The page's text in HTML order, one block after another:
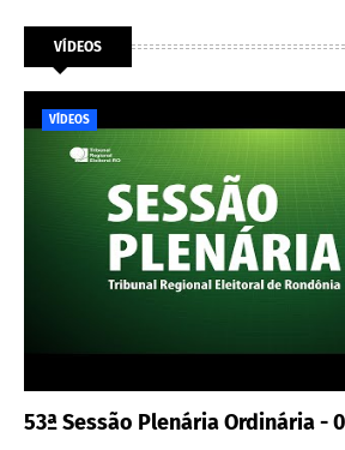
VÍDEOS
VÍDEOS
53ª Sessão Plenária Ordinária -